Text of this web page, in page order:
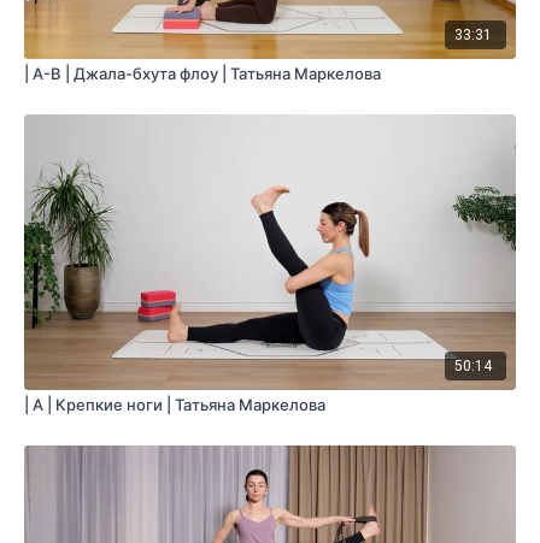
33:31
| A-B | Джала-бхута флоу | Татьяна Маркелова
50:14
| A | Крепкие ноги | Татьяна Маркелова